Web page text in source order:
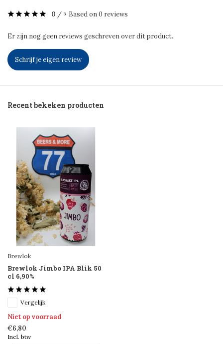
0 / 5 Based on 0 reviews
Er zijn nog geen reviews geschreven over dit product..
Schrijf je eigen review
Recent bekeken producten
Brewlok
Brewlok Jimbo IPA Blik 50
cl 6,90%
Vergelijk
Niet op voorraad
€6,80
Incl. btw